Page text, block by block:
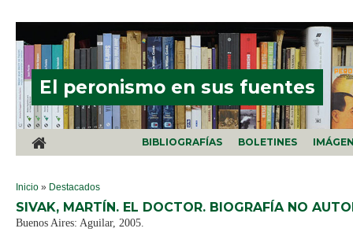
El peronismo en sus fuentes
BIBLIOGRAFÍAS BOLETINES
SE ENCUENTRA USTED AQUÍ
Inicio » Destacados
SIVAK, MARTÍN. EL DOCTOR. BIOGRAFÍA NO
Buenos Aires: Aguilar, 2005.